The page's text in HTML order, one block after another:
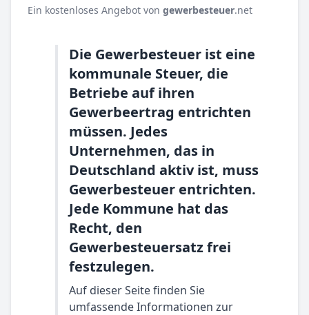
Ein kostenloses Angebot von gewerbesteuer.net
Die Gewerbesteuer ist eine
kommunale Steuer, die
Betriebe auf ihren
Gewerbeertrag entrichten
müssen. Jedes
Unternehmen, das in
Deutschland aktiv ist, muss
Gewerbesteuer entrichten.
Jede Kommune hat das
Recht, den
Gewerbesteuersatz frei
festzulegen.
Auf dieser Seite finden Sie
umfassende Informationen zur